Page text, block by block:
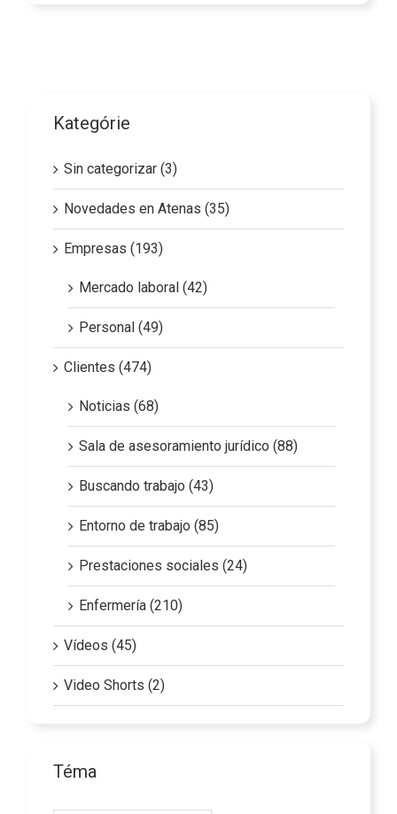
Kategórie
Sin categorizar (3)
Novedades en Atenas (35)
Empresas (193)
Mercado laboral (42)
Personal (49)
Clientes (474)
Noticias (68)
Sala de asesoramiento jurídico (88)
Buscando trabajo (43)
Entorno de trabajo (85)
Prestaciones sociales (24)
Enfermería (210)
Vídeos (45)
Video Shorts (2)
Téma